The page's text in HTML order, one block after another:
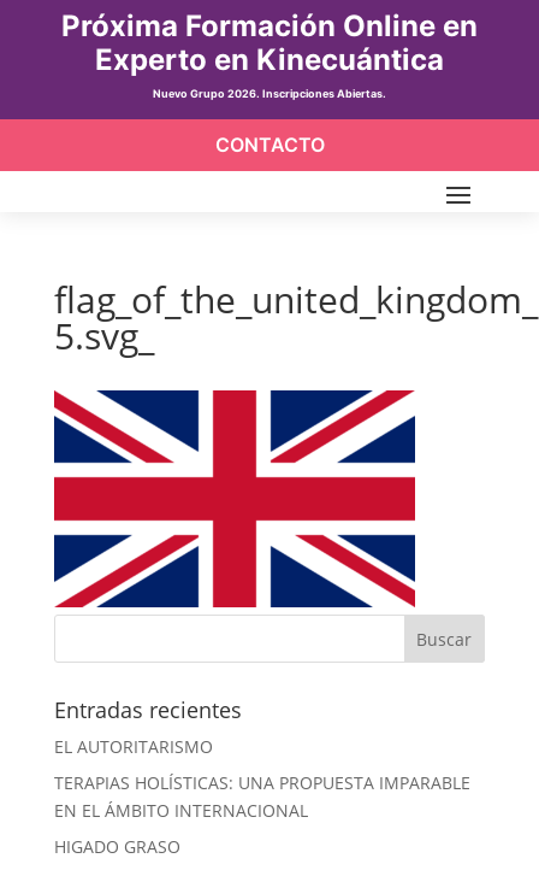
Próxima Formación Online en
Experto en Kinecuántica
Nuevo Grupo 2026. Inscripciones Abiertas.
CONTACTO
5.svg_
Entradas recientes
EL AUTORITARISMO
TERAPIAS HOLÍSTICAS: UNA PROPUESTA IMPARABLE
EN EL ÁMBITO INTERNACIONAL
HIGADO GRASO